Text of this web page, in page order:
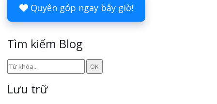
Quyên góp ngay bây giờ!
Tìm kiếm Blog
Lưu trữ